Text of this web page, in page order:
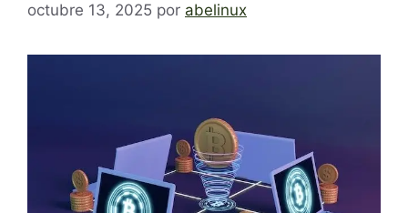
octubre 13, 2025 por abelinux